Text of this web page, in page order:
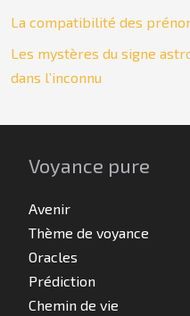
La compatibilité des
Les mystères du signe
dans l’inconnu
Voyance pure
Avenir
Thème de voyance
Oracles
Prédiction
Chemin de vie